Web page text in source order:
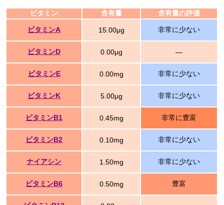
ビタミン 含有量 含有量の評価
ビタミンA 15.00μg 非常に少ない
ビタミンD 0.00μg ―
ビタミンE 0.00mg 非常に少ない
ビタミンK 5.00μg 非常に少ない
ビタミンB1 0.45mg 非常に豊富
ビタミンB2 0.10mg 非常に少ない
ナイアシン 1.50mg 非常に少ない
ビタミンB6 0.50mg 豊富